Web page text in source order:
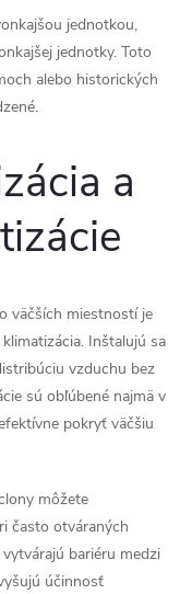
jednotkou,
jednotky. Toto
alebo historických
a
väčších miestností je
Inštalujú sa
vzduchu bez
sú obľúbené najmä v
pokryť väčšiu
môžete
často otváraných
vytvárajú bariéru medzi
účinnosť